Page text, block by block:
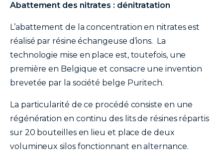
Abattement des nitrates : dénitratation
L’abattement de la concentration en nitrates est
réalisé par résine échangeuse d’ions. La
technologie mise en place est, toutefois, une
première en Belgique et consacre une invention
brevetée par la société belge Puritech.
La particularité de ce procédé consiste en une
régénération en continu des lits de résines répartis
sur 20 bouteilles en lieu et place de deux
volumineux silos fonctionnant en alternance.